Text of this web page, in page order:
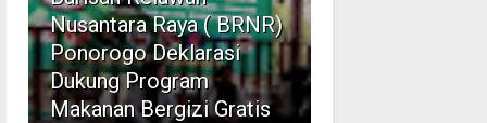
Nusantara Raya ( BRNR)
Ponorogo Deklarasi
Dukung Program
Makanan Bergizi Gratis